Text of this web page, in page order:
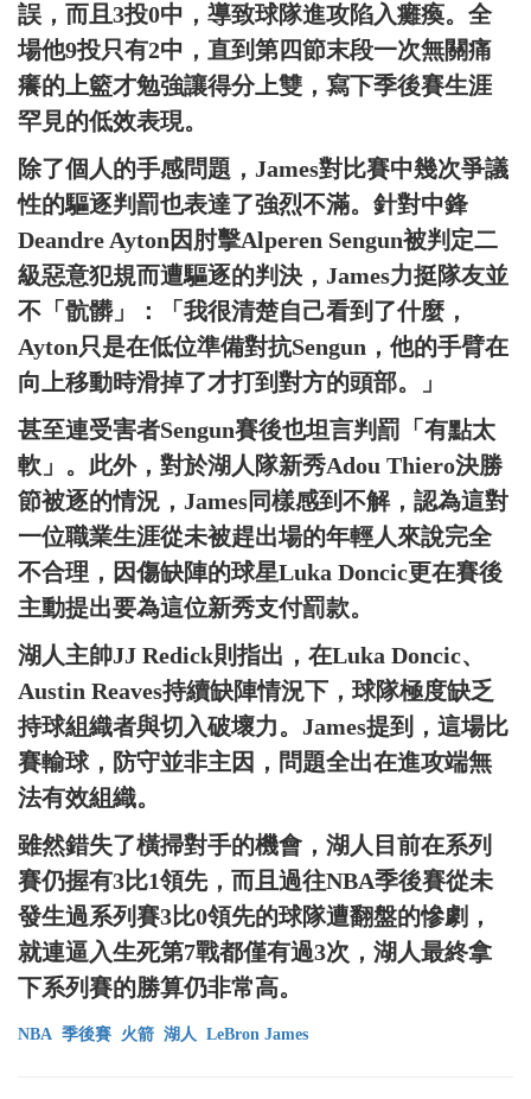
誤，而且3投0中，導致球隊進攻陷入癱瘓。全
場他9投只有2中，直到第四節末段一次無關痛
癢的上籃才勉強讓得分上雙，寫下季後賽生涯
罕見的低效表現。
除了個人的手感問題，James對比賽中幾次爭議
性的驅逐判罰也表達了強烈不滿。針對中鋒
Deandre Ayton因肘擊Alperen Sengun被判定二
級惡意犯規而遭驅逐的判決，James力挺隊友並
不「骯髒」：「我很清楚自己看到了什麼，
Ayton只是在低位準備對抗Sengun，他的手臂在
向上移動時滑掉了才打到對方的頭部。」
甚至連受害者Sengun賽後也坦言判罰「有點太
軟」。此外，對於湖人隊新秀Adou Thiero決勝
節被逐的情況，James同樣感到不解，認為這對
一位職業生涯從未被趕出場的年輕人來說完全
不合理，因傷缺陣的球星Luka Doncic更在賽後
主動提出要為這位新秀支付罰款。
湖人主帥JJ Redick則指出，在Luka Doncic、
Austin Reaves持續缺陣情況下，球隊極度缺乏
持球組織者與切入破壞力。James提到，這場比
賽輸球，防守並非主因，問題全出在進攻端無
法有效組織。
雖然錯失了橫掃對手的機會，湖人目前在系列
賽仍握有3比1領先，而且過往NBA季後賽從未
發生過系列賽3比0領先的球隊遭翻盤的慘劇，
就連逼入生死第7戰都僅有過3次，湖人最終拿
下系列賽的勝算仍非常高。
NBA 季後賽 火箭 湖人 LeBron James